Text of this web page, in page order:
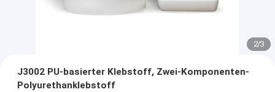
2/3
J3002 PU-basierter Klebstoff, Zwei-Komponenten-
Polyurethanklebstoff